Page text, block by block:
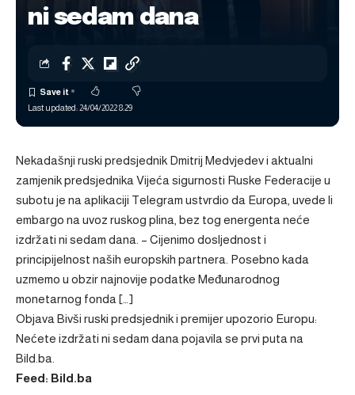
ni sedam dana
Last updated: 24/04/2022 8:29
Nekadašnji ruski predsjednik Dmitrij Medvjedev i aktualni
zamjenik predsjednika Vijeća sigurnosti Ruske Federacije u
subotu je na aplikaciji Telegram ustvrdio da Europa, uvede li
embargo na uvoz ruskog plina, bez tog energenta neće
izdržati ni sedam dana. – Cijenimo dosljednost i
principijelnost naših europskih partnera. Posebno kada
uzmemo u obzir najnovije podatke Međunarodnog
monetarnog fonda […]
Objava Bivši ruski predsjednik i premijer upozorio Europu:
Nećete izdržati ni sedam dana pojavila se prvi puta na
Bild.ba
Feed: Bild.ba